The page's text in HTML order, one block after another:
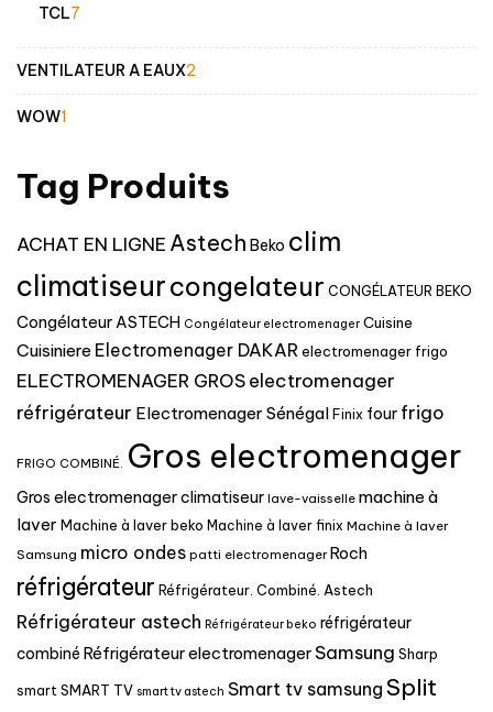
TCL7
VENTILATEUR A EAUX2
produits
WOW1
Tag Produits
ACHAT EN LIGNE Astech Beko clim
climatiseurcongelateur CONGÉLATEUR BEKO
Congélateur ASTECH Congélateur electromenager Cuisine
Cuisiniere Electromenager DAKARelectromenager frigo
ELECTROMENAGER GROS electromenager
réfrigérateur Electromenager Sénégal Finix four frigo
FRIGO COMBINÉ. Gros electromenager
Gros electromenager climatiseur lave-vaisselle machine à
laver Machine à laver beko Machine à laver finix Machine à laver
Samsung micro ondes patti electromenager Roch
réfrigérateur Réfrigérateur. Combiné. Astech
Réfrigérateur astech Réfrigérateur beko réfrigérateur
combiné Réfrigérateur electromenagerSamsung Sharp
smart SMART TV smart tv astech Smart tv samsung Split